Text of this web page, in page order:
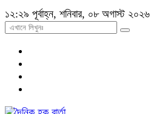
১২:২৯ পূর্বাহ্ন, শনিবার, ০৮ অগাস্ট ২০২৬